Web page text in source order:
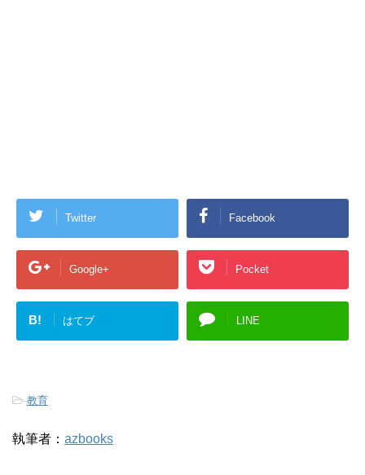
Twitter Facebook
Google+ Pocket
B! はてブ LINE
-教育
執筆者： azbooks